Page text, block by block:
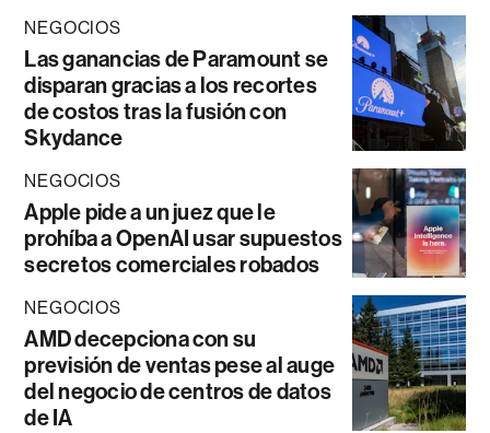
NEGOCIOS
Las ganancias de Paramount se
disparan gracias a los recortes
de costos tras la fusión con
Skydance
NEGOCIOS
Apple pide a un juez que le
prohíba a OpenAI usar supuestos
secretos comerciales robados
NEGOCIOS
AMD decepciona con su
previsión de ventas pese al auge
del negocio de centros de datos
de IA